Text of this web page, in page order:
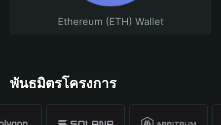
Ethereum (ETH) Wallet
พันธมิตรโครงการ